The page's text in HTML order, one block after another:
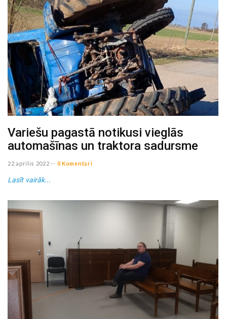
Variešu pagastā notikusi vieglās
automašīnas un traktora sadursme
22 aprilis 2022 -- 0 Komentāri
Lasīt vairāk...